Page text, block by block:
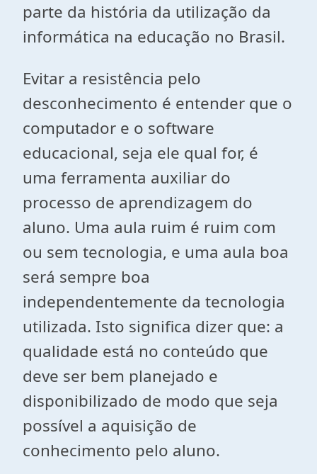
parte da história da utilização da
informática na educação no Brasil.
Evitar a resistência pelo
desconhecimento é entender que o
computador e o software
educacional, seja ele qual for, é
uma ferramenta auxiliar do
processo de aprendizagem do
aluno. Uma aula ruim é ruim com
ou sem tecnologia, e uma aula boa
será sempre boa
independentemente da tecnologia
utilizada. Isto significa dizer que: a
qualidade está no conteúdo que
deve ser bem planejado e
disponibilizado de modo que seja
possível a aquisição de
conhecimento pelo aluno.